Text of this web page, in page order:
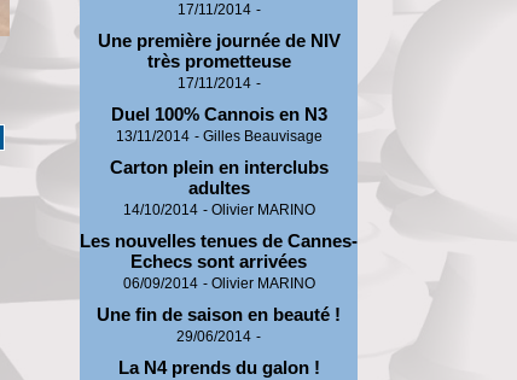
17/11/2014 -
Une première journée de NIV
très prometteuse
17/11/2014 -
Duel 100% Cannois en N3
13/11/2014 - Gilles Beauvisage
Carton plein en interclubs
adultes
14/10/2014 - Olivier MARINO
Les nouvelles tenues de Cannes-
Echecs sont arrivées
06/09/2014 - Olivier MARINO
Une fin de saison en beauté !
29/06/2014 -
La N4 prends du galon !